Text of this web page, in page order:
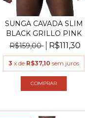
SUNGA CAVADA SLIM
BLACK GRILLO PINK
R$159,00
R$111,30
3 x de R$37,10 sem juros
COMPRAR